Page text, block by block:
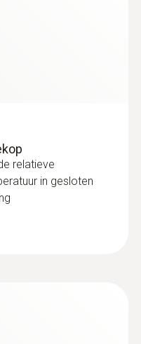
relatieve
in gesloten